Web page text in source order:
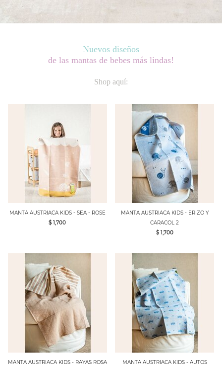
Nuevos diseños
de las mantas de bebes más lindas!
Shop aquí:
MANTA AUSTRIACA KIDS - SEA - ROSE
$ 1,700
MANTA AUSTRIACA KIDS - ERIZO Y
CARACOL 2
$ 1,700
MANTA AUSTRIACA KIDS - RAYAS ROSA
MANTA AUSTRIACA KIDS - AUTOS